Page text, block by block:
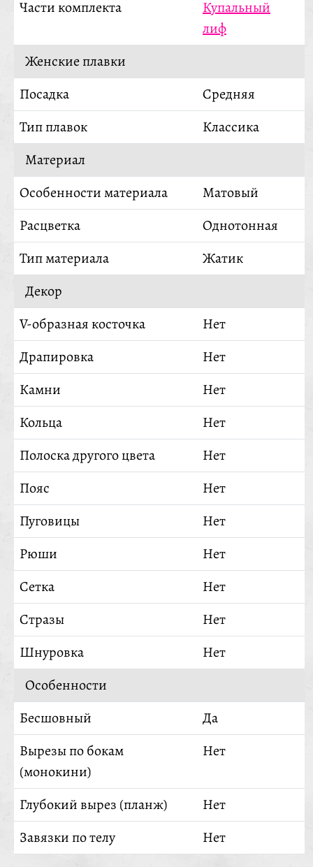
Части комплекта
Купальный
лиф
Женские плавки
Посадка
Средняя
Тип плавок
Классика
Материал
Особенности материала
Матовый
Расцветка
Однотонная
Тип материала
Жатик
Декор
V-образная косточка
Нет
Драпировка
Нет
Камни
Нет
Кольца
Нет
Полоска другого цвета
Нет
Пояс
Нет
Пуговицы
Нет
Рюши
Нет
Сетка
Нет
Стразы
Нет
Шнуровка
Нет
Особенности
Бесшовный
Да
Вырезы по бокам
(монокини)
Нет
Глубокий вырез (планж)
Нет
Завязки по телу
Нет